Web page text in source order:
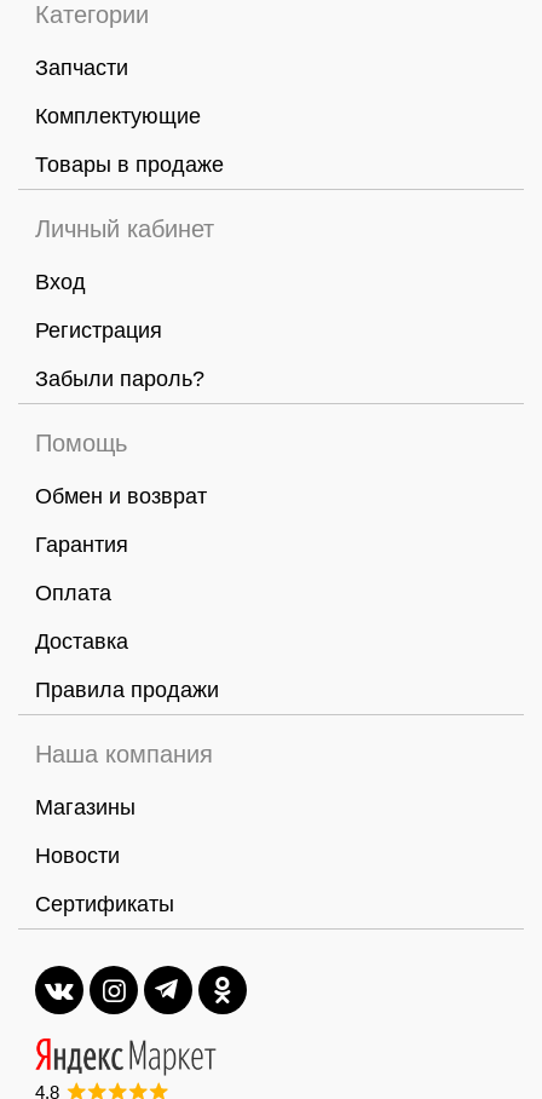
Категории
Запчасти
Комплектующие
Товары в продаже
Личный кабинет
Вход
Регистрация
Забыли пароль?
Помощь
Обмен и возврат
Гарантия
Оплата
Доставка
Правила продажи
Наша компания
Магазины
Новости
Сертификаты
4,8